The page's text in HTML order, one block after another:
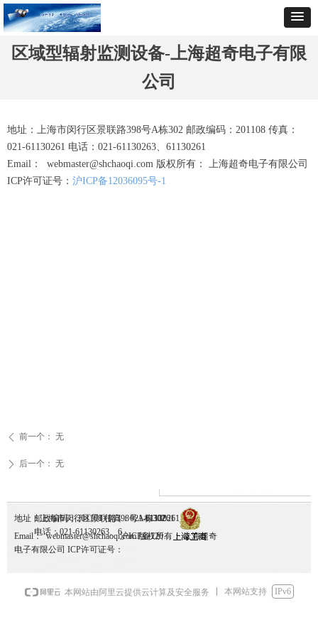
区域型辐射监测设备-上海超奇电子有限
公司
地址：上海市闵行区景联路398号A栋302 邮政编码：201108 传真：
021-61130261 电话：021-61130263、61130261
Email： webmaster@shchaoqi.com 版权所有： 上海超奇电子有限公司
ICP许可证号： 沪ICP备12036095号-1
ꄴ 前一个： 无
ꄲ 后一个： 无
Email： webmaster@shchaoqi.com 版权所有： 上海超奇
电子有限公司 ICP许可证号：
邮政编码：201108 传真：021-61130261
电话：021-61130263、6
地址：上海市闵行区景联路398号A栋302
沪ICP备12036095号-1
1130261
本网站由阿里云提供云计算及安全服务 本网站支持 IPv6